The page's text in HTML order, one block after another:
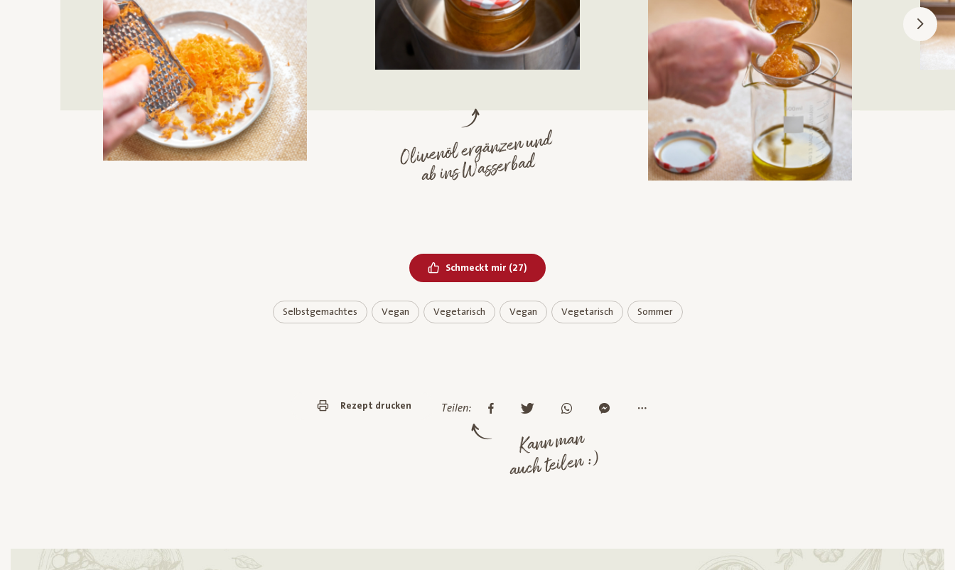
Olivenöl ergänzen und
ab ins
Wasserbad
Schmeckt mir Bereits geliked
(27)
Selbstgemachtes Vegan Vegetarisch Vegan Vegetarisch Sommer
Rezept drucken Teilen:
Kann man
auch teilen :)